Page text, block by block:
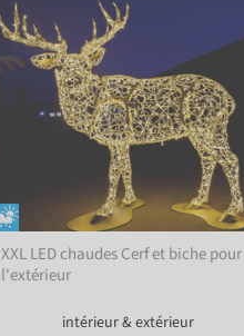
XXL LED chaudes Cerf et biche pour
l'extérieur
intérieur & extérieur